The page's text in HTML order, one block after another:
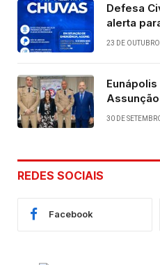
Defesa
alerta
23 DE
30 DE
REDES SOCIAIS
Facebook